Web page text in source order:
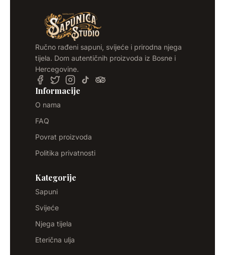
Ručno rađeni sapuni, svijeće i prirodna njega
tijela. Dom autentičnih proizvoda iz Bosne i
Hercegovine.
Informacije
O nama
FAQ
Povrat proizvoda
Politika privatnosti
Kategorije
Sapuni
Svijeće
Njega tijela
Eterična ulja